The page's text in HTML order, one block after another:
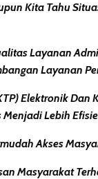
Kita Tahu
Layanan
Layanan
Elektronik
Lebih
Akses
Masyarakat